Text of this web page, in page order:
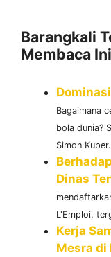
Barangkali
Membaca
Bagaimana
bola dunia?
Simon
Dinas
L'Emploi,
Kerja
Mesra di